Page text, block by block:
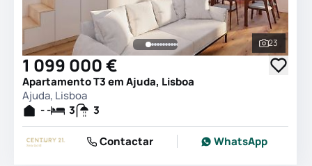
Ver
23
1 099 000 €
Apartamento T3 em Ajuda, Lisboa
Ajuda, Lisboa
- -
3 3
Contactar WhatsApp